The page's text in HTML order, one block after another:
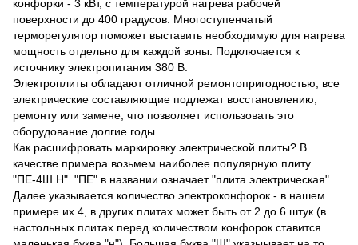
конфорки - 3 кВт, с температурой нагрева рабочей
поверхности до 400 градусов. Многоступенчатый
терморегулятор поможет выставить необходимую для нагрева
мощность отдельно для каждой зоны. Подключается к
источнику электропитания 380 В.
Электроплиты обладают отличной ремонтопригодностью, все
электрические составляющие подлежат восстановлению,
ремонту или замене, что позволяет использовать это
оборудование долгие годы.
Как расшифровать маркировку электрической плиты? В
качестве примера возьмем наиболее популярную плиту
"ПЕ-4Ш Н". "ПЕ" в названии означает "плита электрическая".
Далее указывается количество электроконфорок - в нашем
примере их 4, в других плитах может быть от 2 до 6 штук (в
настольных плитах перед количеством конфорок ставится